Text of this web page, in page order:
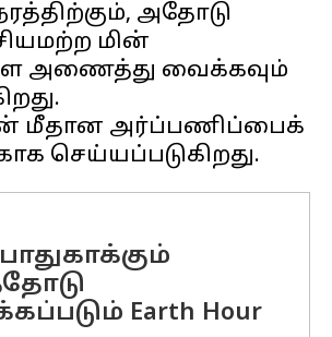
அதோடு
மின்
அணைத்து வைக்கவும்
மீதான அர்ப்பணிப்பைக்
Earth Hour